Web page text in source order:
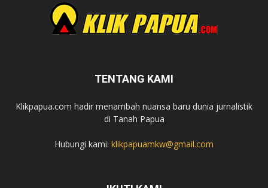
TENTANG KAMI
Klikpapua.com hadir menambah nuansa baru dunia jurnalistik
di Tanah Papua
Hubungi kami: klikpapuamkw@gmail.com